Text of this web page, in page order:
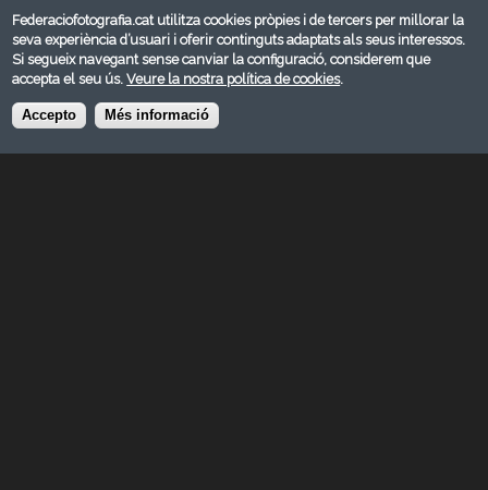
Federaciofotografia.cat utilitza cookies pròpies i de tercers per millorar la
seva experiència d’usuari i oferir continguts adaptats als seus interessos.
Si segueix navegant sense canviar la configuració, considerem que
accepta el seu ús.Veure la nostra política de cookies.
Accepto Més informació